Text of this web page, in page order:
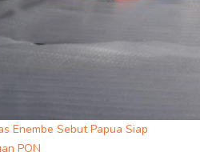
Enembe Sebut Papua Siap
PON